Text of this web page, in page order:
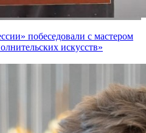
побеседовали с мастером
искусств»